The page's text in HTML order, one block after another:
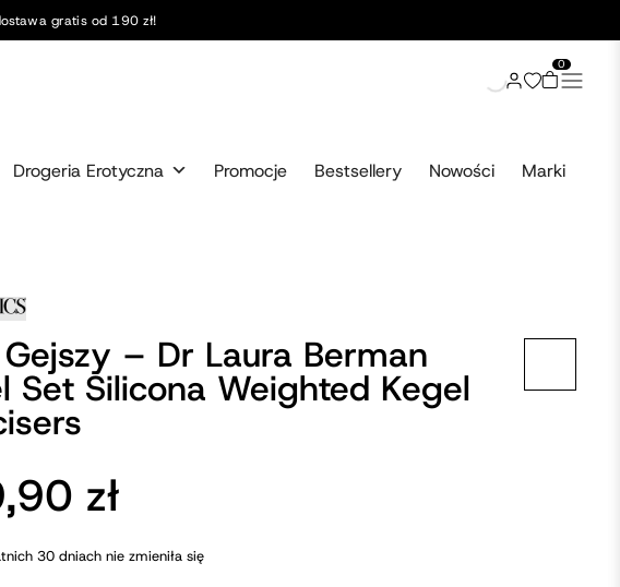
gratis od 190 zł!
0
Drogeria Erotyczna Promocje Bestsellery Nowości Marki
– Dr Laura Berman
Set Silicona Weighted Kegel
zł
30 dniach nie zmieniła się